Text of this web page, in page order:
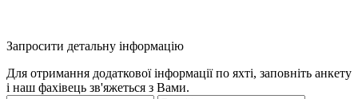
Запросити детальну інформацію
Для отримання додаткової інформації по яхті, заповніть анкету
і наш фахівець зв'яжеться з Вами.